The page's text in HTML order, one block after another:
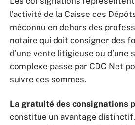
l’activité de la Caisse des
méconnu en dehors des
notaire qui doit consigner des
d’une vente litigieuse ou d’une
complexe passe par CDC Net
suivre ces sommes.
La gratuité des consignations
constitue un avantage